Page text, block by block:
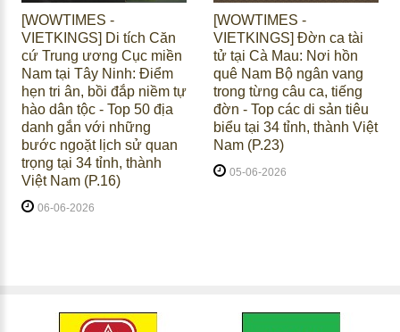
[WOWTIMES -
VIETKINGS] Di tích Căn
cứ Trung ương Cục miền
Nam tại Tây Ninh: Điểm
hẹn tri ân, bồi đắp niềm tự
hào dân tộc - Top 50 địa
danh gắn với những
bước ngoặt lịch sử quan
trọng tại 34 tỉnh, thành
Việt Nam (P.16)
06-06-2026
[WOWTIMES -
VIETKINGS] Đờn ca tài
tử tại Cà Mau: Nơi hồn
quê Nam Bộ ngân vang
trong từng câu ca, tiếng
đờn - Top các di sản tiêu
biểu tại 34 tỉnh, thành Việt
Nam (P.23)
05-06-2026